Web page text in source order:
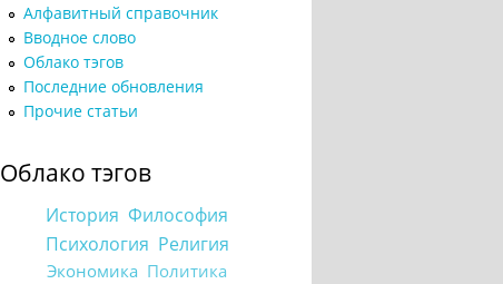
Алфавитный справочник
Вводное слово
Облако тэгов
Последние обновления
Прочие статьи
Облако тэгов
История Философия
Психология Религия
Экономика Политика